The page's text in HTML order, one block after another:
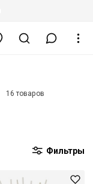
16 товаров
Фильтры